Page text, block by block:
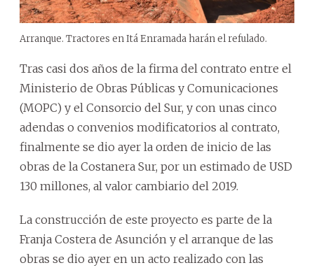
Arranque. Tractores en Itá Enramada harán el refulado.
Tras casi dos años de la firma del contrato entre el
Ministerio de Obras Públicas y Comunicaciones
(MOPC) y el Consorcio del Sur, y con unas cinco
adendas o convenios modificatorios al contrato,
finalmente se dio ayer la orden de inicio de las
obras de la Costanera Sur, por un estimado de USD
130 millones, al valor cambiario del 2019.
La construcción de este proyecto es parte de la
Franja Costera de Asunción y el arranque de las
obras se dio ayer en un acto realizado con las